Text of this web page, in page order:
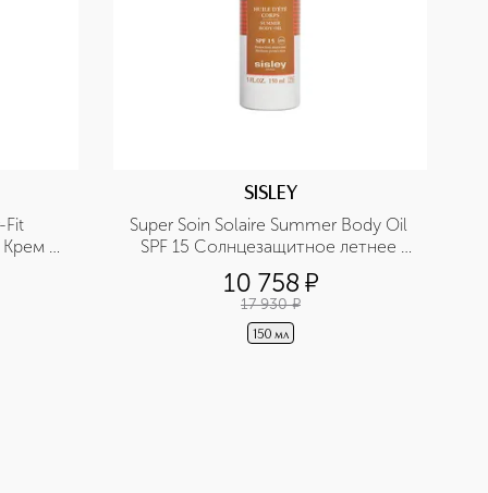
Fit
Крем
SISLEY
Super Soin Solaire Summer Body Oil
SPF 15 Солнцезащитное летнее
масло для тела
10 758 ¤
17 930 ¤
150 мл